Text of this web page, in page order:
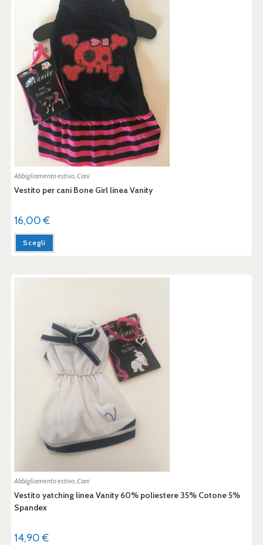
Abbigliamento estivo, Cani
Vestito per cani Bone Girl linea Vanity
16,00€
Scegli
Abbigliamento estivo,Cani
Vestito yatching linea Vanity 60% poliestere 35% Cotone 5%
Spandex
14,90€